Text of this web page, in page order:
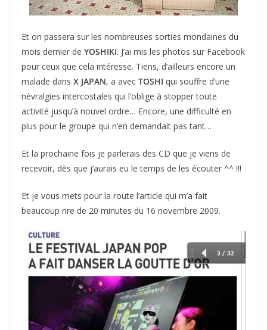
Et on passera sur les nombreuses sorties mondaines du
mois dernier de YOSHIKI. J’ai mis les photos sur Facebook
pour ceux que cela intéresse. Tiens, d’ailleurs encore un
malade dans X JAPAN, a avec TOSHI qui souffre d’une
névralgies intercostales qui l’oblige à stopper toute
activité jusqu’à nouvel ordre… Encore, une difficulté en
plus pour le groupe qui n’en demandait pas tant…
Et la prochaine fois je parlerais des CD que je viens de
recevoir, dès que j’aurais eu le temps de les écouter ^^ !!!
Et je vous mets pour la route l’article qui m’a fait
beaucoup rire de 20 minutes du 16 novembre 2009.